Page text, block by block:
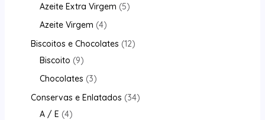
Azeite Extra Virgem 5
Azeite Virgem 4
Biscoitos e Chocolates 12
Biscoito 9
Chocolates 3
Conservas e Enlatados 34
A / E 4